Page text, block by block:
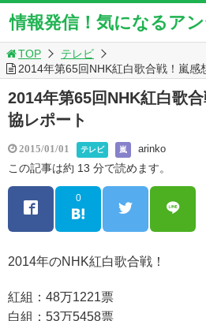
情報発信！気になるア
TOP
テレビ
2014年第65回NHK紅白歌合戦！嵐感
2014年第65回NHK紅白歌
協レポート
2015/01/01 テレビ 嵐 arinko
この記事は約 13 分で読めます。
0
2014年のNHK紅白歌合戦！
紅組：48万1221票
白組：53万5458票